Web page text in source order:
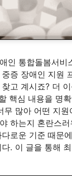
인 통합돌봄서비
증 장애인 지원
고 계시죠? 더
핵심 내용을 명
무 많아 어떤 지원
하는지 혼란스
로운 기준 때문
. 이 글을 통해